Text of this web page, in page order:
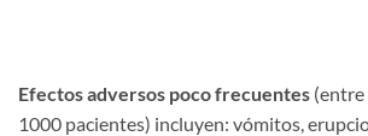
Efectos adversos poco frecuentes (entre
1000 pacientes) incluyen: vómitos,